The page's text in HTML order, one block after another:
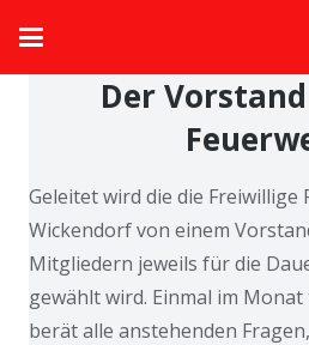
Der
Geleitet wird die die Freiwillige
Wickendorf von einem
Mitgliedern jeweils für die
gewählt wird. Einmal im
berät alle anstehenden